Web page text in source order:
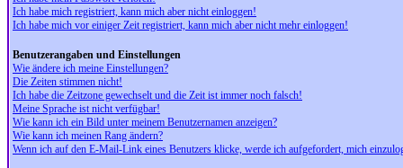
Ich habe mich registriert, kann mich aber nicht einloggen!
Ich habe mich vor einiger Zeit registriert, kann mich aber nicht mehr einloggen!
Benutzerangaben und Einstellungen
Wie ändere ich meine Einstellungen?
Die Zeiten stimmen nicht!
Ich habe die Zeitzone gewechselt und die Zeit ist immer noch falsch!
Meine Sprache ist nicht verfügbar!
Wie kann ich ein Bild unter meinem Benutzernamen anzeigen?
Wie kann ich meinen Rang ändern?
Wenn ich auf den E-Mail-Link eines Benutzers klicke, werde ich aufgefordert, mich